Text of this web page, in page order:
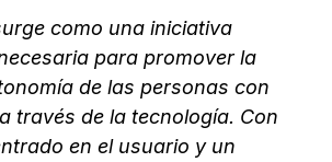
como una iniciativa
para promover la
de las personas con
través de la tecnología. Con
en el usuario y un